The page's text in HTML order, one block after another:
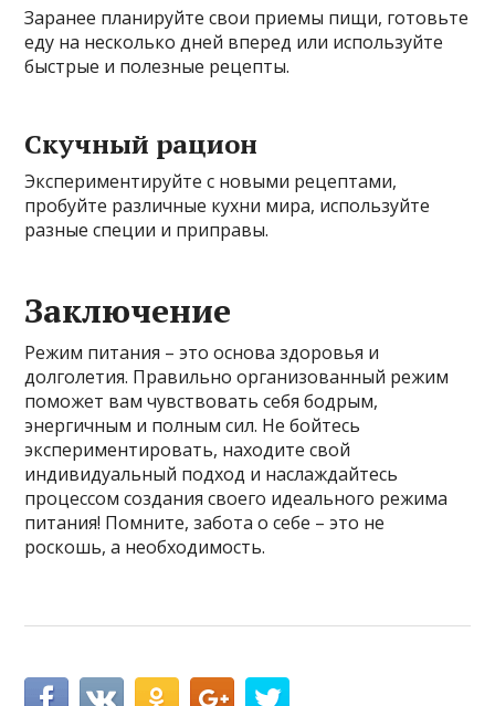
Заранее планируйте свои приемы пищи, готовьте
еду на несколько дней вперед или используйте
быстрые и полезные рецепты.
Скучный рацион
Экспериментируйте с новыми рецептами,
пробуйте различные кухни мира, используйте
разные специи и приправы.
Заключение
Режим питания – это основа здоровья и
долголетия. Правильно организованный режим
поможет вам чувствовать себя бодрым,
энергичным и полным сил. Не бойтесь
экспериментировать, находите свой
индивидуальный подход и наслаждайтесь
процессом создания своего идеального режима
питания! Помните, забота о себе – это не
роскошь, а необходимость.